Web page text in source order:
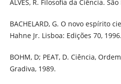
ALVES, R. Filosofia da Ciência.
BACHELARD, G. O novo espírito
Hahne Jr. Lisboa: Edições 70, 1996.
BOHM, D; PEAT, D. Ciência,
Gradiva, 1989.